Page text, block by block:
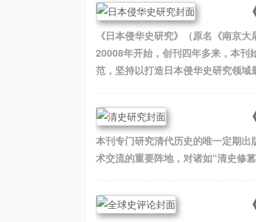
《日本侵华史研究》（原名《南京
20008年开始，创刊四年多来，本刊
范，坚持以打造日本侵华史研究领
本刊专门研究清代历史的唯一定期
术交流的重要阵地，对诸如“清史修